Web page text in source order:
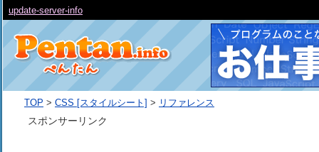
TOP > CSS [スタイルシート] > リファレンス
スポンサーリンク
update-server-info